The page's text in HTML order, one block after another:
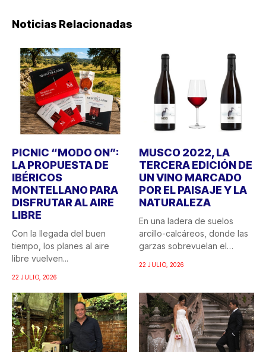
Noticias Relacionadas
PICNIC “MODO ON”:
LA PROPUESTA DE
IBÉRICOS
MONTELLANO PARA
DISFRUTAR AL AIRE
LIBRE
Con la llegada del buen
tiempo, los planes al aire
libre vuelven...
22 JULIO, 2026
MUSCO 2022, LA
TERCERA EDICIÓN DE
UN VINO MARCADO
POR EL PAISAJE Y LA
NATURALEZA
En una ladera de suelos
arcillo-calcáreos, donde las
garzas sobrevuelan el
22 JULIO, 2026